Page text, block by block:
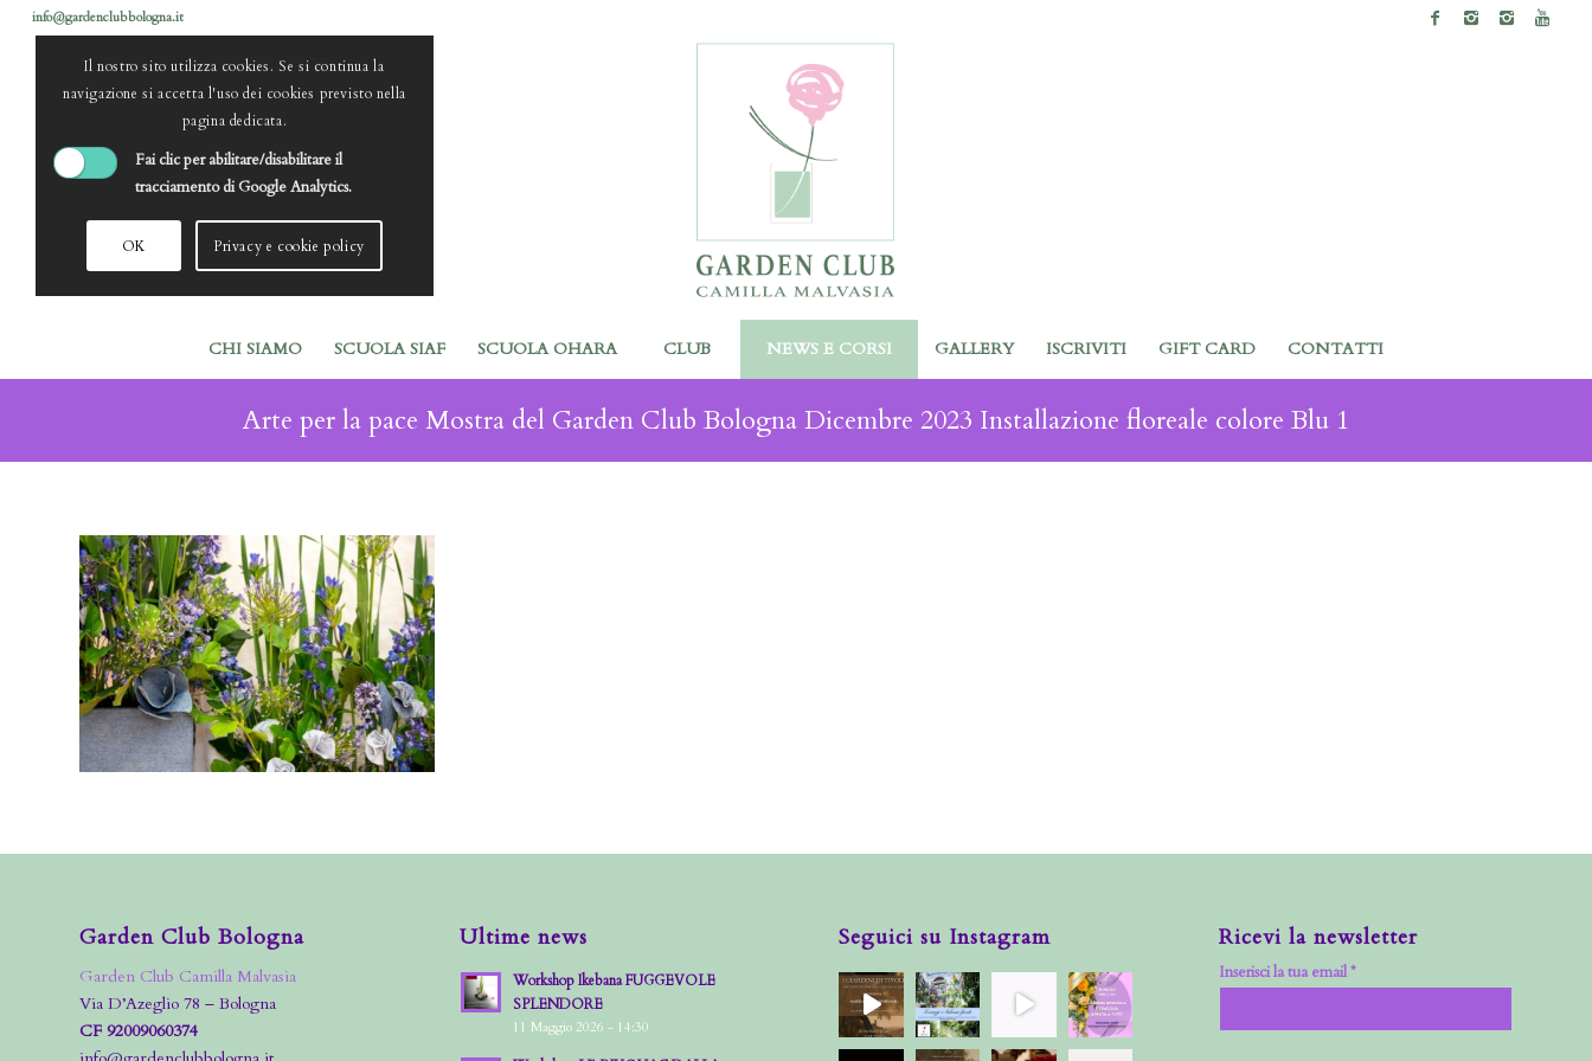
info@gardenclubbologna.it
CHI SIAMO SCUOLA SIAF SCUOLA OHARA CLUB NEWS E CORSI GALLERY ISCRIVITI GIFT CARD CONTATTI
Arte per la pace Mostra del Garden Club Bologna Dicembre 2023 Installazione floreale colore Blu 1
Garden Club Bologna
Garden Club Camilla Malvasia
Via D’Azeglio 78 – Bologna
CF 92009060374
Ultime news
Workshop Ikebana FUGGEVOLE
SPLENDORE
11 Maggio 2026 - 14:30
Seguici su Instagram Ricevi la newsletter
Inserisci la tua email *
Il nostro sito utilizza cookies. Se si continua la
navigazione si accetta l'uso dei cookies previsto nella
pagina dedicata.
Fai clic per abilitare/disabilitare il
tracciamento di Google Analytics.
OK Privacy e cookie policy